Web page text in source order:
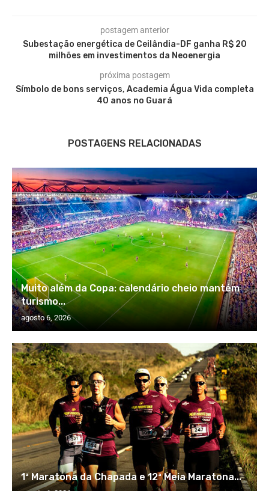
postagem anterior
Subestação energética de Ceilândia-DF ganha R$ 20
milhões em investimentos da Neoenergia
próxima postagem
Símbolo de bons serviços, Academia Água Vida completa
40 anos no Guará
POSTAGENS RELACIONADAS
Muito além da Copa: calendário cheio mantém
turismo...
agosto 6, 2026
1ª Maratona da Chapada e 12ª Meia Maratona...